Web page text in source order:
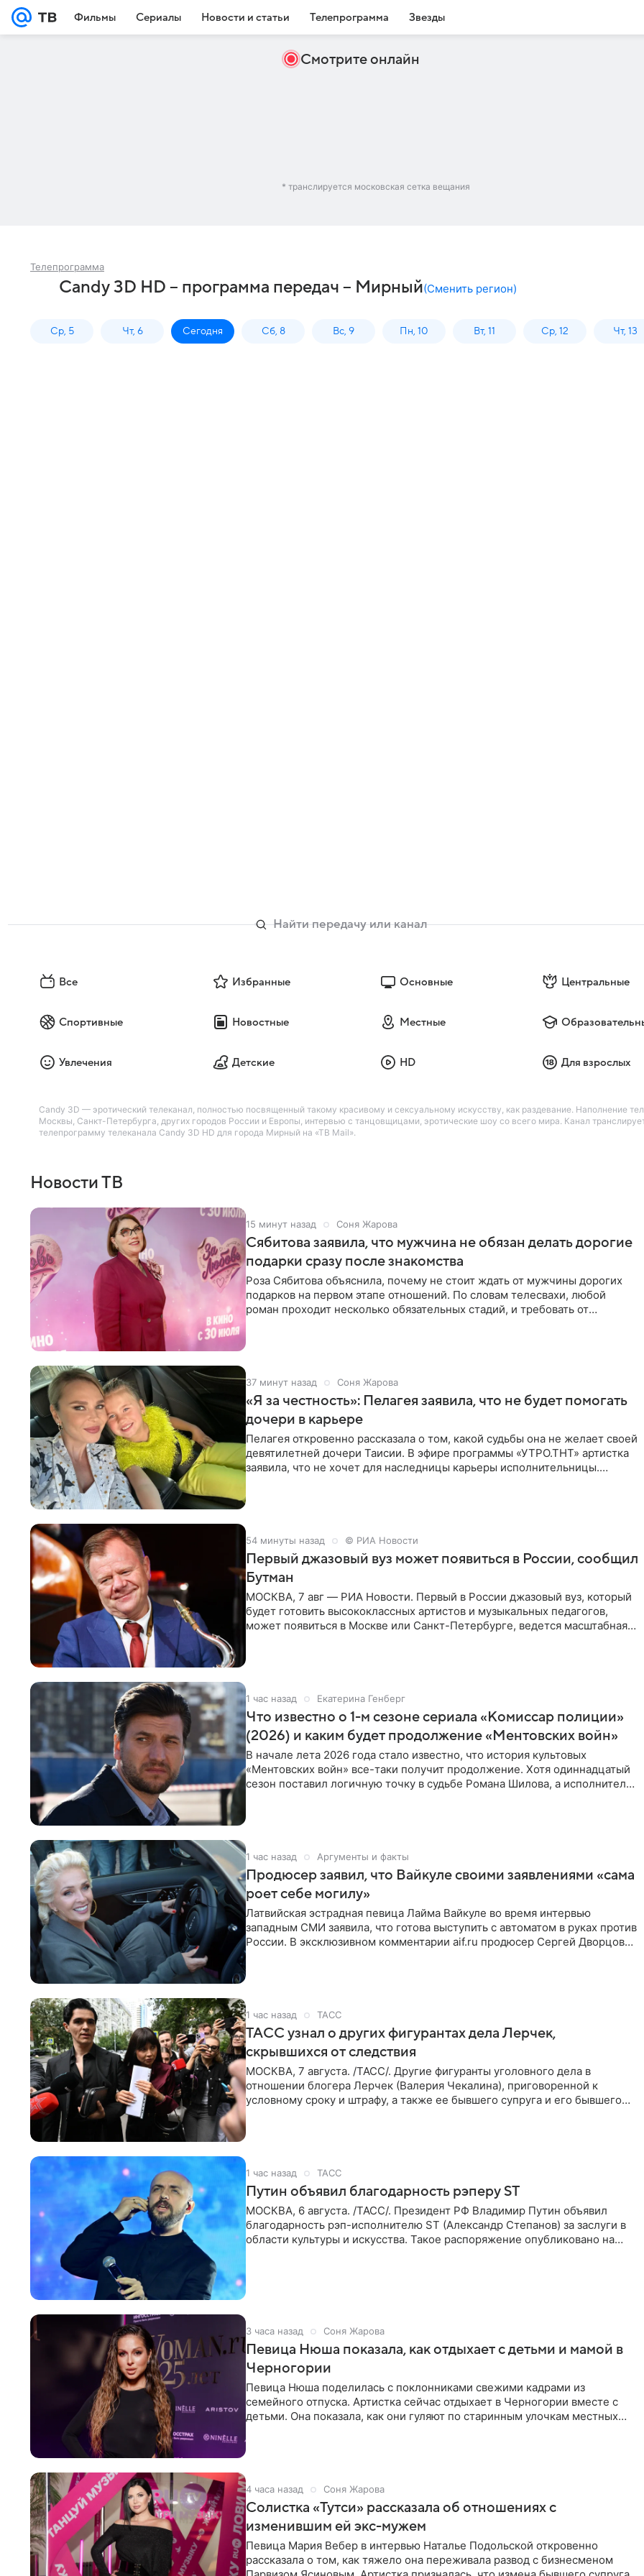
Фильмы Сериалы Новости и статьи Телепрограмма Звезды
Смотрите онлайн
* транслируется московская сетка вещания
Телепрограмма
Candy 3D HD – программа передач – Мирный(Сменить регион)
Ср, 5 Чт, 6 Сегодня Сб, 8 Вс, 9 Пн, 10 Вт, 11 Ср, 12 Чт, 13
Все Избранные Основные Центральные
Спортивные Новостные Местные
Увлечения Детские HD Для взрослых
Candy 3D — эротический телеканал, полностью посвященный такому красивому и сексуальному искусству, как раздевание. Наполнение
Москвы, Санкт-Петербурга, других городов России и Европы, интервью с танцовщицами, эротические шоу со всего мира. Канал
телепрограмму телеканала Candy 3D HD для города Мирный на «ТВ Mail».
Новости ТВ
15 минут назад Соня Жарова
Сябитова заявила, что мужчина не обязан делать дорогие
подарки сразу после знакомства
Роза Сябитова объяснила, почему не стоит ждать от мужчины дорогих
подарков на первом этапе отношений. По словам телесвахи, любой
роман проходит несколько обязательных стадий, и требовать от
37 минут назад Соня Жарова
«Я за честность»: Пелагея заявила, что не будет помогать
дочери в карьере
Пелагея откровенно рассказала о том, какой судьбы она не желает своей
девятилетней дочери Таисии. В эфире программы «УТРО.ТНТ» артистка
заявила, что не хочет для наследницы карьеры исполнительницы.
54 минуты назад © РИА Новости
Первый джазовый вуз может появиться в России, сообщил
Бутман
МОСКВА, 7 авг — РИА Новости. Первый в России джазовый вуз, который
будет готовить высококлассных артистов и музыкальных педагогов,
может появиться в Москве или Санкт-Петербурге, ведется масштабная
1 час назад Екатерина Генберг
Что известно о 1-м сезоне сериала «Комиссар полиции»
(2026) и каким будет продолжение «Ментовских войн»
В начале лета 2026 года стало известно, что история культовых
«Ментовских войн» все-таки получит продолжение. Хотя одиннадцатый
сезон поставил логичную точку в судьбе Романа Шилова, а исполнитель
1 час назад Аргументы и факты
Продюсер заявил, что Вайкуле своими заявлениями «сама
роет себе могилу»
Латвийская эстрадная певица Лайма Вайкуле во время интервью
западным СМИ заявила, что готова выступить с автоматом в руках против
России. В эксклюзивном комментарии aif.ru продюсер Сергей Дворцов
1 час назад ТАСС
ТАСС узнал о других фигурантах дела Лерчек,
скрывшихся от следствия
МОСКВА, 7 августа. /ТАСС/. Другие фигуранты уголовного дела в
отношении блогера Лерчек (Валерия Чекалина), приговоренной к
условному сроку и штрафу, а также ее бывшего супруга и его бывшего
1 час назад ТАСС
Путин объявил благодарность рэперу ST
МОСКВА, 6 августа. /ТАСС/. Президент РФ Владимир Путин объявил
благодарность рэп-исполнителю ST (Александр Степанов) за заслуги в
области культуры и искусства. Такое распоряжение опубликовано на
3 часа назад Соня Жарова
Певица Нюша показала, как отдыхает с детьми и мамой в
Черногории
Певица Нюша поделилась с поклонниками свежими кадрами из
семейного отпуска. Артистка сейчас отдыхает в Черногории вместе с
детьми. Она показала, как они гуляют по старинным улочкам местных
4 часа назад Соня Жарова
Солистка «Тутси» рассказала об отношениях с
изменившим ей экс-мужем
Певица Мария Вебер в интервью Наталье Подольской откровенно
рассказала о том, как тяжело она переживала развод с бизнесменом